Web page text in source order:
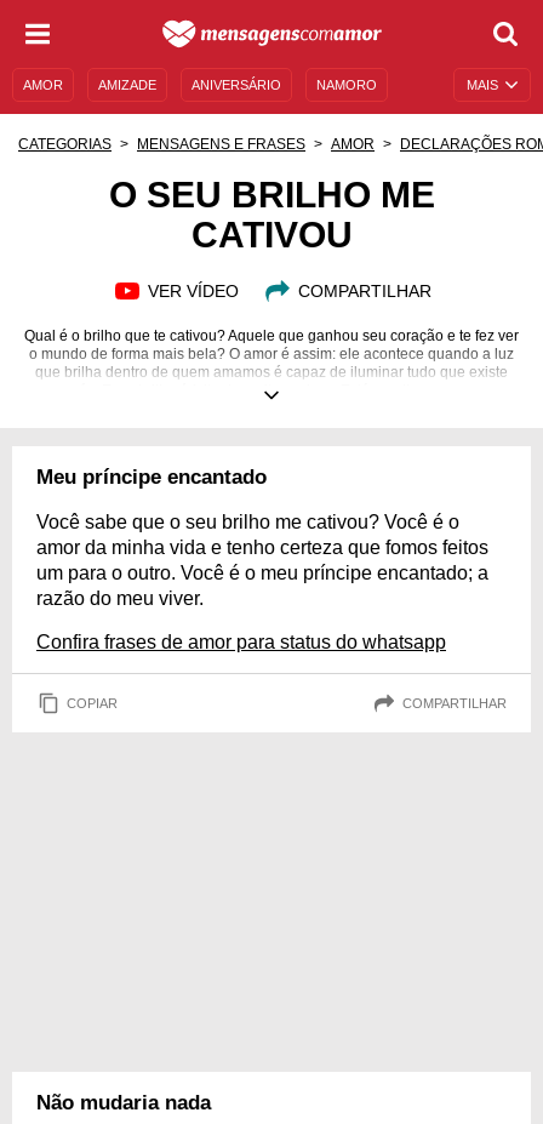
MAIS
AMOR AMIZADE ANIVERSÁRIO NAMORO
MENSAGENS DE ANIVERSÁRIO
CATEGORIAS MENSAGENS E FRASES AMOR DECLARAÇÕES
O SEU BRILHO ME
CATIVOU
VER VÍDEO COMPARTILHAR
Qual é o brilho que te cativou? Aquele que ganhou seu coração e te fez ver
o mundo de forma mais bela? O amor é assim: ele acontece quando a luz
que brilha dentro de quem amamos é capaz de iluminar tudo que existe
em nós. Esse brilho é feito de muitas coisas. Está no olhar que surge
sentimento tão resplandecente!
Meu príncipe encantado
Você sabe que o seu brilho me cativou? Você é o
amor da minha vida e tenho certeza que fomos feitos
um para o outro. Você é o meu príncipe encantado; a
razão do meu viver.
Confira frases de amor para status do whatsapp
COPIAR COMPARTILHAR
Não mudaria nada